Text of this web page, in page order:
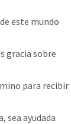
este mundo
gracia sobre
para recibir
sea ayudada